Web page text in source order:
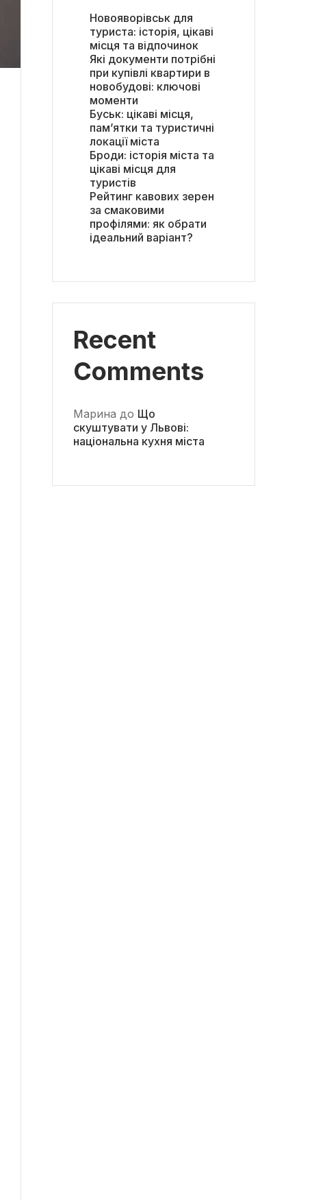
Новояворівськ для
туриста: історія, цікаві
місця та відпочинок
Які документи потрібні
при купівлі квартири в
новобудові: ключові
моменти
Буськ: цікаві місця,
пам’ятки та туристичні
локації міста
Броди: історія міста та
цікаві місця для
туристів
Рейтинг кавових зерен
за смаковими
профілями: як обрати
ідеальний варіант?
Recent
Comments
Марина до Що
скуштувати у Львові:
національна кухня міста